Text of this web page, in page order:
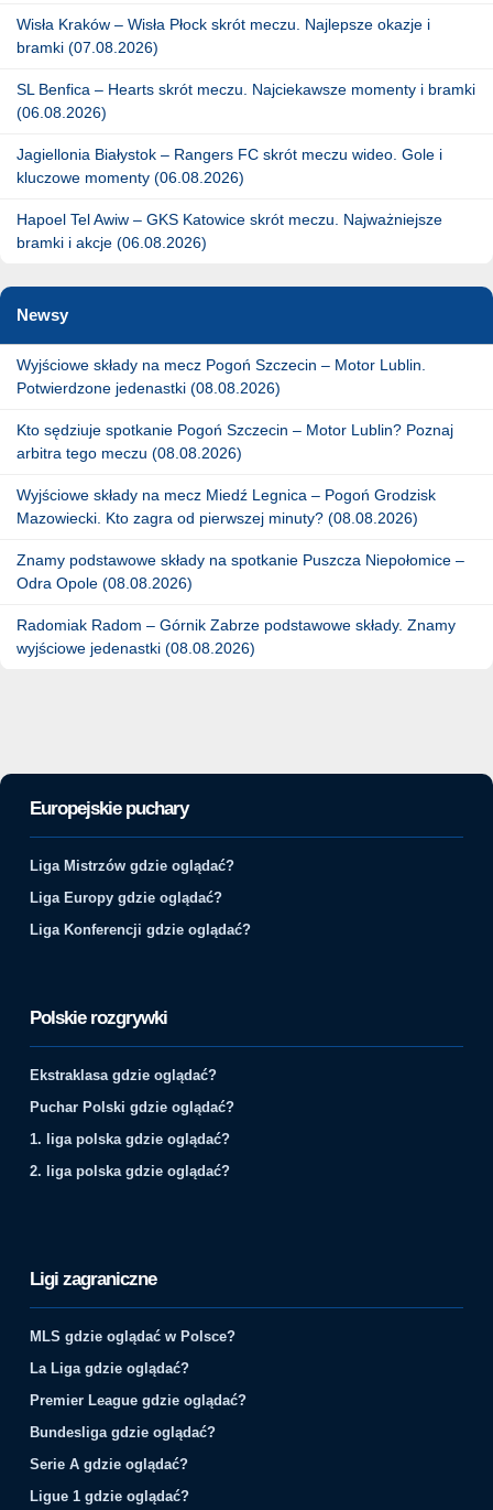
Wisła Kraków – Wisła Płock skrót meczu. Najlepsze okazje i
bramki (07.08.2026)
SL Benfica – Hearts skrót meczu. Najciekawsze momenty i bramki
(06.08.2026)
Jagiellonia Białystok – Rangers FC skrót meczu wideo. Gole i
kluczowe momenty (06.08.2026)
Hapoel Tel Awiw – GKS Katowice skrót meczu. Najważniejsze
bramki i akcje (06.08.2026)
Newsy
Wyjściowe składy na mecz Pogoń Szczecin – Motor Lublin.
Potwierdzone jedenastki (08.08.2026)
Kto sędziuje spotkanie Pogoń Szczecin – Motor Lublin? Poznaj
arbitra tego meczu (08.08.2026)
Wyjściowe składy na mecz Miedź Legnica – Pogoń Grodzisk
Mazowiecki. Kto zagra od pierwszej minuty? (08.08.2026)
Znamy podstawowe składy na spotkanie Puszcza Niepołomice –
Odra Opole (08.08.2026)
Radomiak Radom – Górnik Zabrze podstawowe składy. Znamy
wyjściowe jedenastki (08.08.2026)
Europejskie puchary
Liga Mistrzów gdzie oglądać?
Liga Europy gdzie oglądać?
Liga Konferencji gdzie oglądać?
Polskie rozgrywki
Ekstraklasa gdzie oglądać?
Puchar Polski gdzie oglądać?
1. liga polska gdzie oglądać?
2. liga polska gdzie oglądać?
Ligi zagraniczne
MLS gdzie oglądać w Polsce?
La Liga gdzie oglądać?
Premier League gdzie oglądać?
Bundesliga gdzie oglądać?
Serie A gdzie oglądać?
Ligue 1 gdzie oglądać?